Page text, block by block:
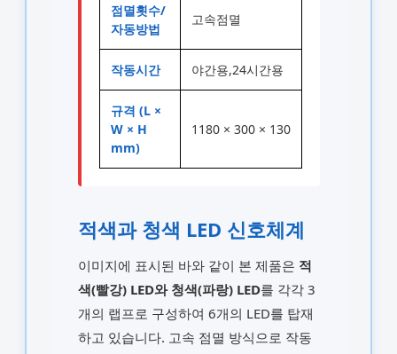
점멸횟수/
자동방법
고속점멸
작동시간 야간용,24시간용
규격 (L ×
W × H
mm)
1180 × 300 × 130
적색과 청색 LED 신호체계
이미지에 표시된 바와 같이 본 제품은 적
색(빨강) LED와 청색(파랑) LED를 각각 3
개의 랩프로 구성하여 6개의 LED를 탑재
하고 있습니다. 고속 점멸 방식으로 작동